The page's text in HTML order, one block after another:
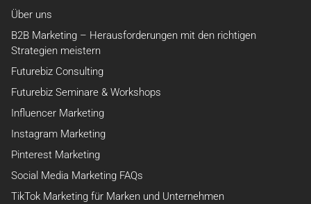
Über uns
B2B Marketing – Herausforderungen mit den richtigen
Strategien meistern
Futurebiz Consulting
Futurebiz Seminare & Workshops
Influencer Marketing
Instagram Marketing
Pinterest Marketing
Social Media Marketing FAQs
TikTok Marketing für Marken und Unternehmen